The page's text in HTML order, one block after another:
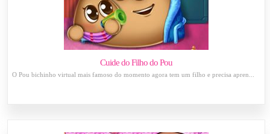
Cuide do Filho do Pou
O Pou bichinho virtual mais famoso do momento agora tem um filho e precisa apren...